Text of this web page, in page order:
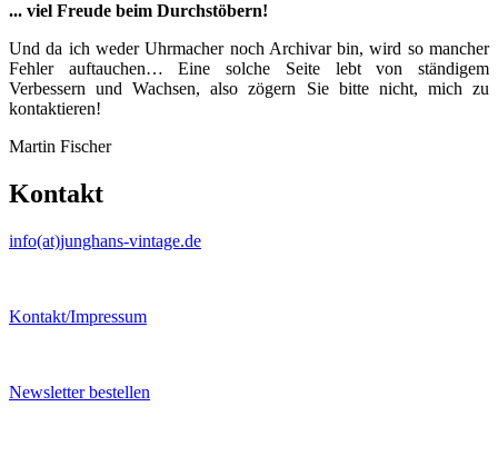
... viel Freude beim Durchstöbern!
Und da ich weder Uhrmacher noch Archivar bin, wird so mancher
Fehler auftauchen… Eine solche Seite lebt von ständigem
Verbessern und Wachsen, also zögern Sie bitte nicht, mich zu
kontaktieren!
Martin Fischer
Kontakt
info(at)junghans-vintage.de
Kontakt/Impressum
Newsletter bestellen